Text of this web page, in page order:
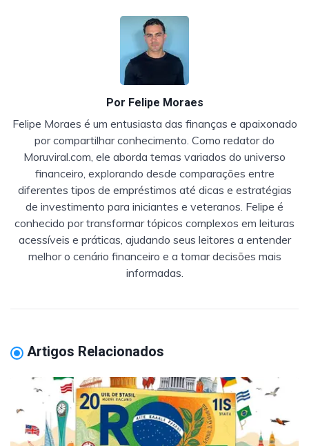
Por Felipe Moraes
Felipe Moraes é um entusiasta das finanças e apaixonado
por compartilhar conhecimento. Como redator do
Moruviral.com, ele aborda temas variados do universo
financeiro, explorando desde comparações entre
diferentes tipos de empréstimos até dicas e estratégias
de investimento para iniciantes e veteranos. Felipe é
conhecido por transformar tópicos complexos em leituras
acessíveis e práticas, ajudando seus leitores a entender
melhor o cenário financeiro e a tomar decisões mais
informadas.
Artigos Relacionados